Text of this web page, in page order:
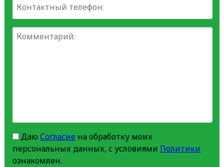
Даю Согласиена обработку моих
персональных данных, с условиями Политики
ознакомлен.